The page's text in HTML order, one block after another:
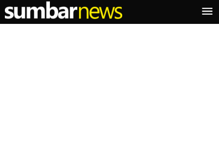
Lewati
ke
konten